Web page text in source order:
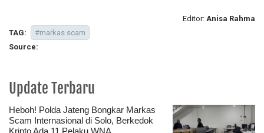
Editor: Anisa Rahma
TAG:
#markas scam
Source:
Update Terbaru
Heboh! Polda Jateng Bongkar Markas
Scam Internasional di Solo, Berkedok
Kripto Ada 11 Pelaku WNA